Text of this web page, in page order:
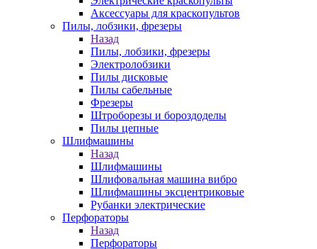
Аксессуары для краскопультов
Пилы, лобзики, фрезеры
Назад
Пилы, лобзики, фрезеры
Электролобзики
Пилы дисковые
Пилы сабельные
Фрезеры
Штроборезы и бороздоделы
Пилы цепные
Шлифмашины
Назад
Шлифмашины
Шлифовальная машина вибро
Шлифмашины эксцентриковые
Рубанки электрические
Перфораторы
Назад
Перфораторы